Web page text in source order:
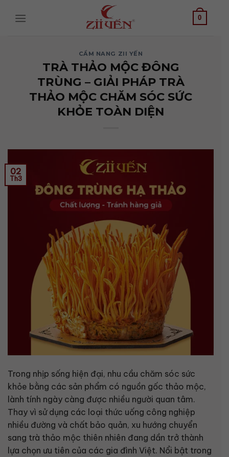
0
CẨM NANG ZII YẾN
TRÀ THẢO MỘC ĐÔNG
TRÙNG – GIẢI PHÁP TRÀ
THẢO MỘC CHĂM SÓC SỨC
KHỎE TOÀN DIỆN
02
Th3
Trong nhịp sống hiện đại, nhu cầu chăm sóc sức
khỏe bằng các sản phẩm có nguồn gốc thảo mộc,
lành tính ngày càng được nhiều người quan tâm.
Thay vì sử dụng các loại thức uống công nghiệp
nhiều đường và chất bảo quản, xu hướng chuyển
sang trà thảo mộc thiên nhiên đang dần trở thành
lựa chọn ưu tiên của các gia đình Việt. Nổi bật trong